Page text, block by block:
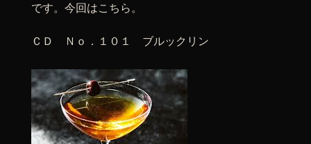
です。今回はこちら。
ＣＤ Ｎｏ．１０１ ブルックリン